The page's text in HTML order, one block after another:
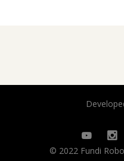
© 2022 Fundi